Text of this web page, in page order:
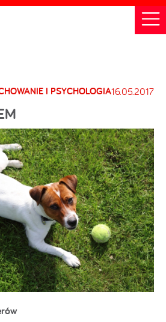
I PSYCHOLOGIA16.05.2017